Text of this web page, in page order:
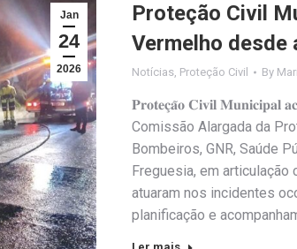
Jan
24
2026
Proteção Civil
Vermelho desde
Notícias, Proteção Civil By
𝐏𝐫𝐨𝐭𝐞𝐜̧𝐚̃𝐨 𝐂𝐢𝐯𝐢𝐥 𝐌𝐮𝐧𝐢𝐜𝐢𝐩𝐚𝐥
Comissão Alargada da
Bombeiros, GNR, Saúde
Freguesia, em
atuaram nos incidentes
planificação e